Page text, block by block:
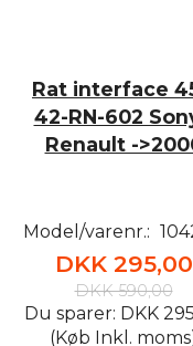
Rat interface
42-RN-602
Renault -
Model/varenr.:
DKK 295,00
DKK 590,00
Du sparer: DKK
(Køb Inkl.